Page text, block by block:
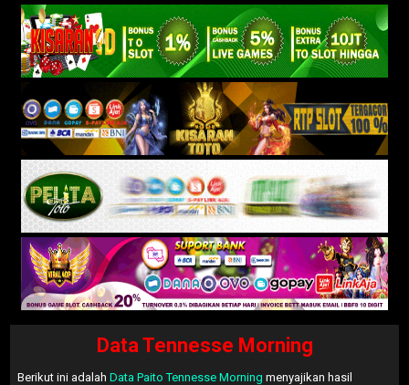
Data Tennesse Morning
Berikut ini adalah Data Paito Tennesse Morning menyajikan hasil